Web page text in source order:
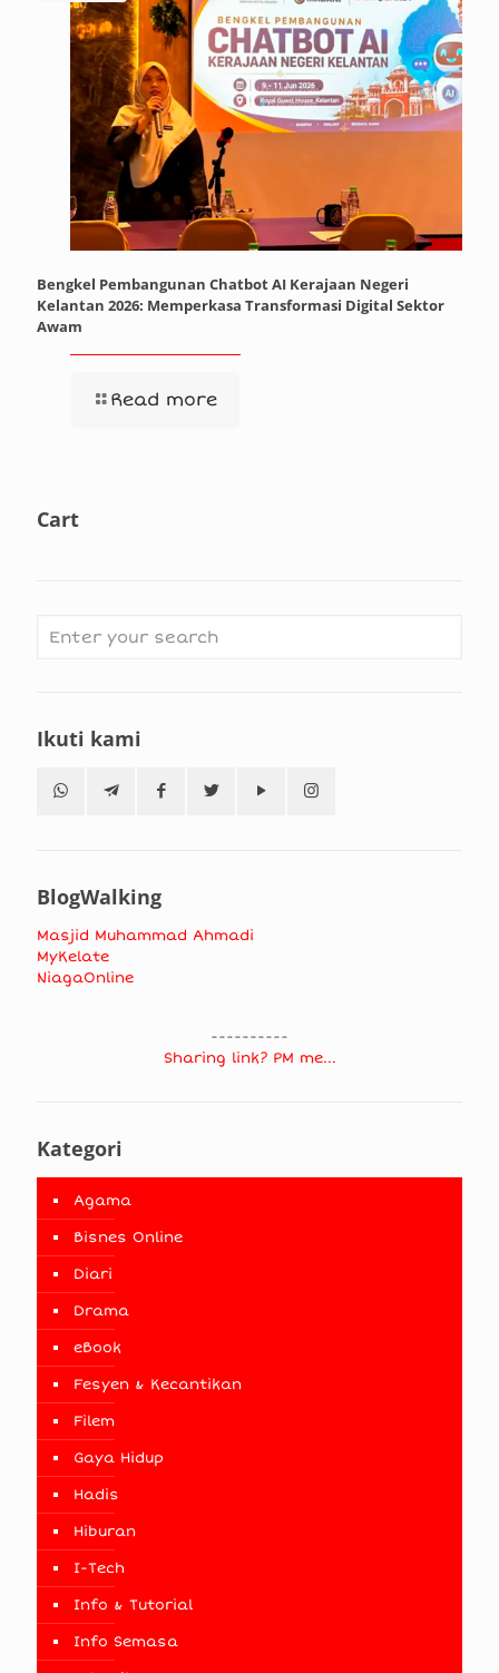
Bengkel Pembangunan Chatbot AI Kerajaan Negeri
Kelantan 2026: Memperkasa Transformasi Digital Sektor
Awam
Read more
Cart
Ikuti kami
BlogWalking
Masjid Muhammad Ahmadi
MyKelate
NiagaOnline
----------
Sharing link? PM me...
Kategori
Agama
Bisnes Online
Diari
Drama
eBook
Fesyen & Kecantikan
Filem
Gaya Hidup
Hadis
Hiburan
I-Tech
Info & Tutorial
Info Semasa